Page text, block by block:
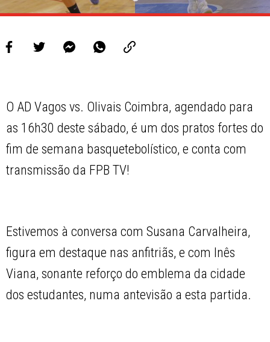
O AD Vagos vs. Olivais Coimbra, agendado para
as 16h30 deste sábado, é um dos pratos fortes do
fim de semana basquetebolístico, e conta com
transmissão da FPB TV!
Estivemos à conversa com Susana Carvalheira,
figura em destaque nas anfitriãs, e com Inês
Viana, sonante reforço do emblema da cidade
dos estudantes, numa antevisão a esta partida.